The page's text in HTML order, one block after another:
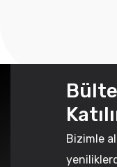
Bizimle